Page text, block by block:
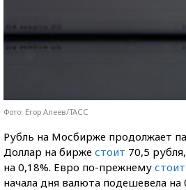
Фото: Егор Алеев/ТАСС
Рубль на Мосбирже продолжает
Доллар на бирже стоит 70,5
на 0,18%. Евро по-прежнему стоит
начала дня валюта подешевела на